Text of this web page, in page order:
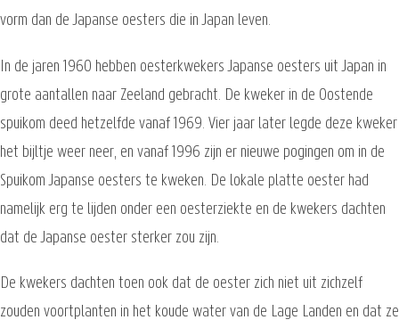
vorm dan de Japanse oesters die in Japan leven.
In de jaren 1960 hebben oesterkwekers Japanse oesters uit Japan in
grote aantallen naar Zeeland gebracht. De kweker in de Oostende
spuikom deed hetzelfde vanaf 1969. Vier jaar later legde deze kweker
het bijltje weer neer, en vanaf 1996 zijn er nieuwe pogingen om in de
Spuikom Japanse oesters te kweken. De lokale platte oester had
namelijk erg te lijden onder een oesterziekte en de kwekers dachten
dat de Japanse oester sterker zou zijn.
De kwekers dachten toen ook dat de oester zich niet uit zichzelf
zouden voortplanten in het koude water van de Lage Landen en dat ze